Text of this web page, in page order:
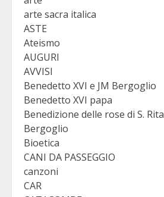
arte sacra italica
ASTE
Ateismo
AUGURI
AVVISI
Benedetto XVI e JM Bergoglio
Benedetto XVI papa
Benedizione delle rose di S. Rita
Bergoglio
Bioetica
CANI DA PASSEGGIO
canzoni
CAR